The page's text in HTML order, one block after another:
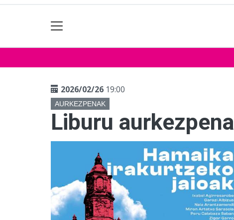
2026/02/26 19:00
AURKEZPENAK
Liburu aurkezpena